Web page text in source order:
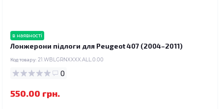
в наявності
Лонжерони підлоги для Peugeot 407 (2004–2011)
Код товару: 21.WBLGRNXXXX.ALL.0.00
0
550.00 грн.